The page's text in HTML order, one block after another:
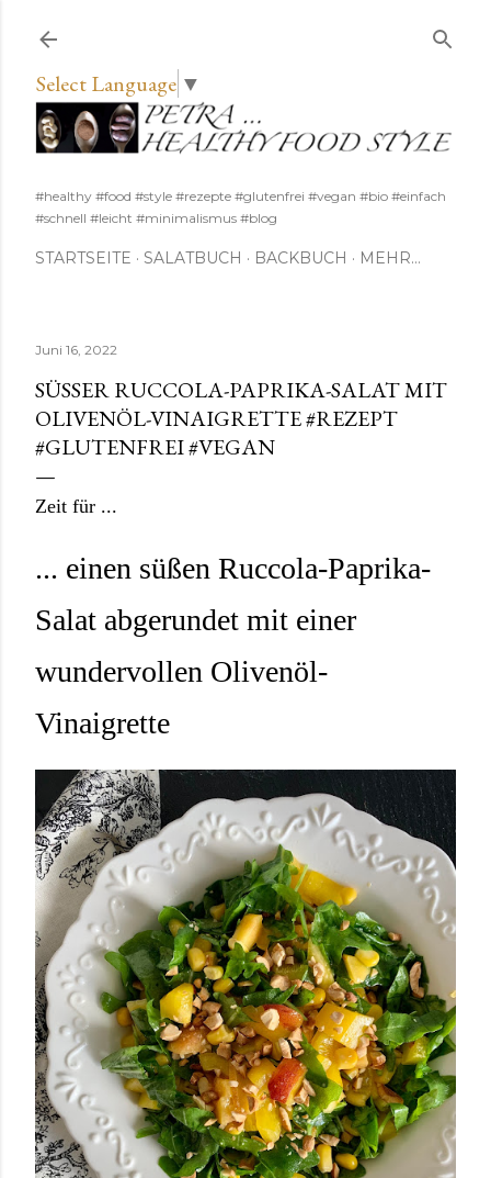
Select Language ▼
#healthy #food #style #rezepte #glutenfrei #vegan #bio #einfach
#schnell #leicht #minimalismus #blog
STARTSEITE SALATBUCH BACKBUCH MEHR…
Juni 16, 2022
SÜSSER RUCCOLA-PAPRIKA-SALAT MIT O
LIVENÖL-VINAIGRETTE #REZEPT #
GLUTENFREI #VEGAN
Zeit für ...
... einen süßen Ruccola-Paprika-
Salat abgerundet mit einer
wundervollen Olivenöl-
Vinaigrette